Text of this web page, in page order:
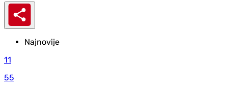
Najnovije
11
55